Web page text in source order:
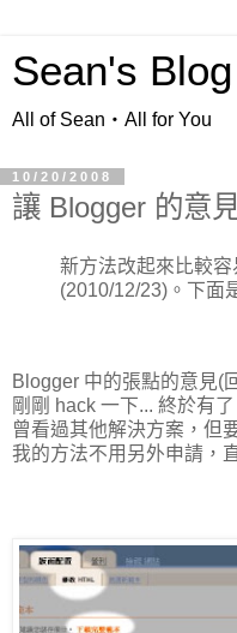
Sean's Blog
All of Sean‧All for You
10/20/2008
讓 Blogger 的意
新方法改起來比較容
(2010/12/23)。下面
Blogger 中的張點的意見(
剛剛 hack 一下... 終於有了
曾看過其他解決方案，但
我的方法不用另外申請，